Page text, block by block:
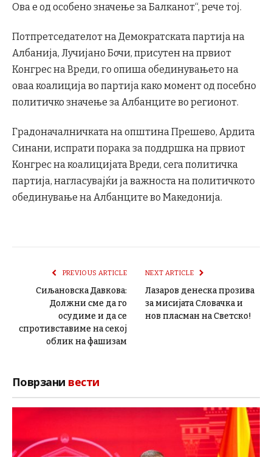
Ова е од особено значење за Балканот“, рече тој.
Потпретседателот на Демократската партија на
Албанија, Лучијано Бочи, присутен на првиот
Конгрес на Вреди, го опиша обединувањето на
оваа коалиција во партија како момент од посебно
политичко значење за Албанците во регионот.
Градоначалничката на општина Прешево, Ардита
Синани, испрати порака за поддршка на првиот
Конгрес на коалицијата Вреди, сега политичка
партија, нагласувајќи ја важноста на политичкото
обединување на Албанците во Македонија.
PREVIOUS ARTICLE
Сиљановска Давкова:
Должни сме да го
осудиме и да се
спротивставиме на секој
облик на фашизам
NEXT ARTICLE
Лазаров денеска прозива
за мисијата Словачка и
нов пласман на Светско!
Поврзани вести